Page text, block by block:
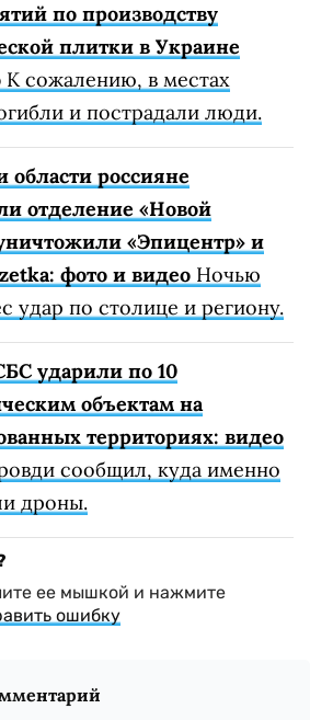
по производству
плитки в Украине
К сожалению, в местах
и пострадали люди.
области россияне
отделение «Новой
«Эпицентр» и
фото и видео Ночью
удар по столице и региону.
ударили по 10
объектам на
территориях: видео
сообщил, куда именно
дроны.
ее мышкой и нажмите
ошибку